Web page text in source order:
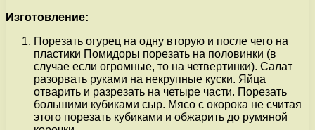
Изготовление:
Порезать огурец на одну вторую и после чего на
пластики Помидоры порезать на половинки (в
случае если огромные, то на четвертинки). Салат
разорвать руками на некрупные куски. Яйца
отварить и разрезать на четыре части. Порезать
большими кубиками сыр. Мясо с окорока не считая
этого порезать кубиками и обжарить до румяной